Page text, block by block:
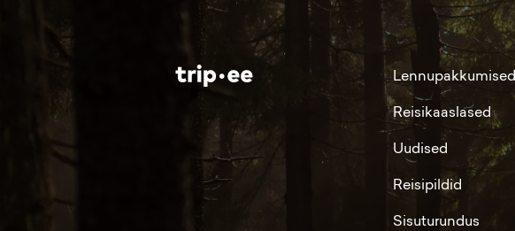
Lennupakkumised
Reisikaaslased
Uudised
Reisipildid
Sisuturundus